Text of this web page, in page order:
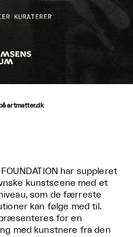
artmatter.dk
FOUNDATION har suppleret
kunstscene med et
som de færreste
kan følge med til.
for en
med kunstnere fra den